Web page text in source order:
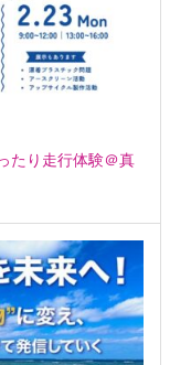
たり走行体験＠真